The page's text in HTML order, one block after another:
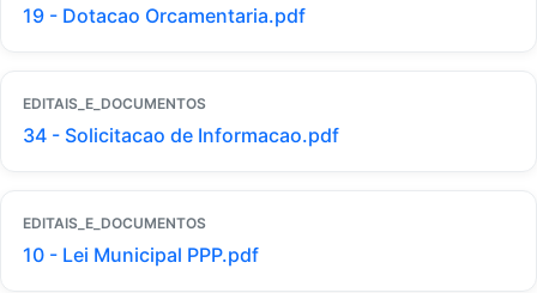
19 - Dotacao Orcamentaria.pdf
EDITAIS_E_DOCUMENTOS
34 - Solicitacao de Informacao.pdf
EDITAIS_E_DOCUMENTOS
10 - Lei Municipal PPP.pdf